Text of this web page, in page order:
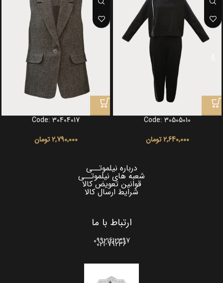
Code: 30505010
2,640,000 تومان
Code: 30404017
2,790,000 تومان
درباره نیلموتــی
شعبه های نیلموتــی
قوانین تعویض کالا
شرایط ارسال کالا
ارتباط با ما
09921612397
021-79236